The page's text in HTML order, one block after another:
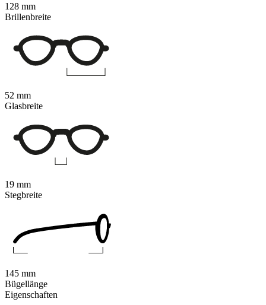
Eigenschaften
128 mm
Brillenbreite
52 mm
Glasbreite
19 mm
Stegbreite
145 mm
Bügellänge